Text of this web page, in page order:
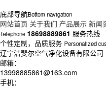
底部导航Bottom navigation
网站首页 关于我们 产品展示 新闻
Telephone 18698889861 服务热线
个性定制，品质服务 Personalized
辽宁洁斐尔空气净化设备有限公司
邮箱：
13998885861@163.com
手机：